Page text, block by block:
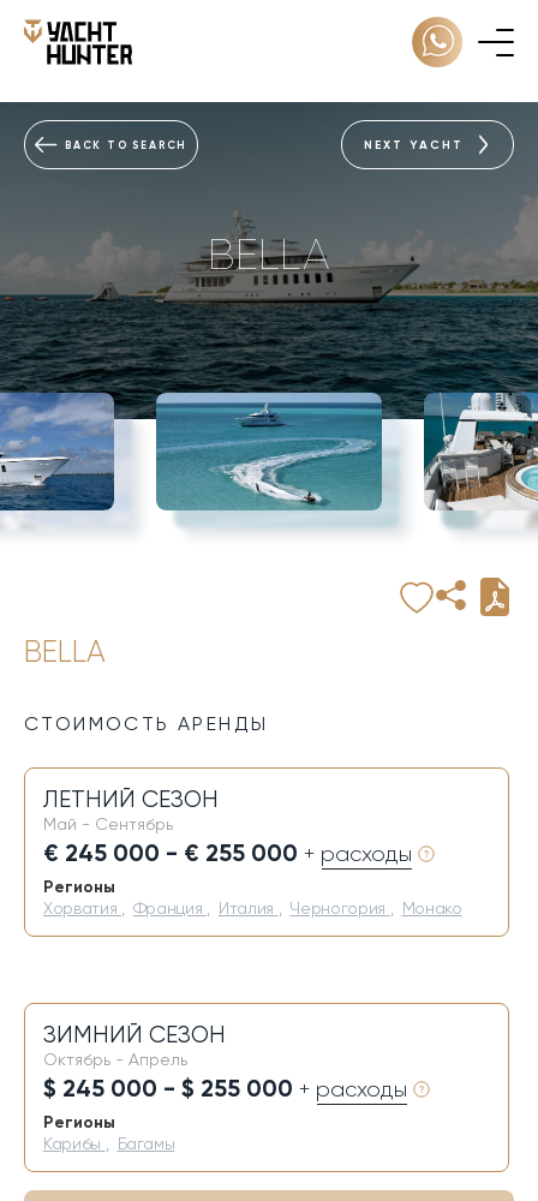
BACK TO SEARCH NEXT YACHT
BELLA
BELLA
СТОИМОСТЬ АРЕНДЫ
ЛЕТНИЙ СЕЗОН
Май - Сентябрь
€ 245 000 - € 255 000 + расходы
Регионы
Хорватия Франция Италия Черногория Монако
ЗИМНИЙ СЕЗОН
Октябрь - Апрель
$ 245 000 - $ 255 000 + расходы
Регионы
Карибы Багамы